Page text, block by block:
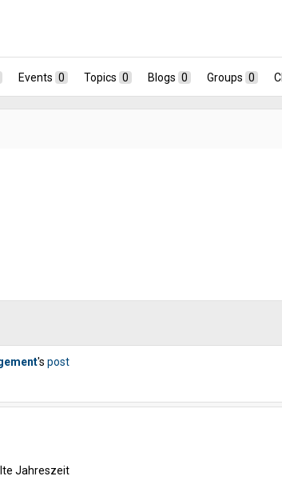
Events 0 Topics 0 Blogs 0 Groups 0
's post
Jahreszeit